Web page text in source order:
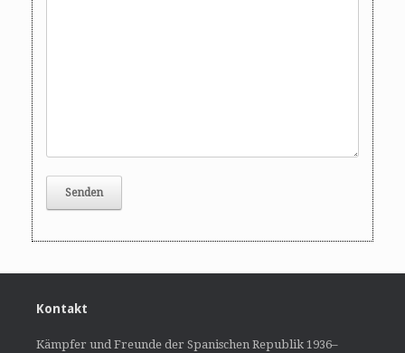
Kontakt
Kämpfer und Freunde der Spanischen Republik 1936–